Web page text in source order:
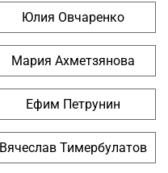
Юлия Овчаренко
Мария Ахметзянова
Ефим Петрунин
Вячеслав Тимербулатов